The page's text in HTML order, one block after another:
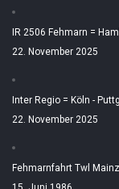
IR 2506 Fehmarn =
22. November 2025
Inter Regio = Köln -
22. November 2025
Fehmarnfahrt Twl